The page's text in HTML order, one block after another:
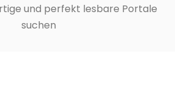
und perfekt lesbare Portale
suchen